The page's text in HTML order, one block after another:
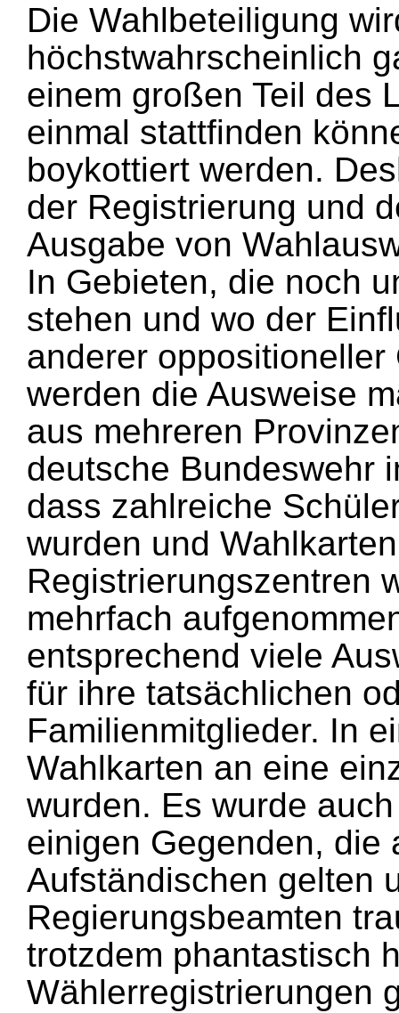
Die Wahlbeteiligung
höchstwahrscheinlich
einem großen Teil des
einmal stattfinden
boykottiert werden.
der Registrierung und
Ausgabe von
In Gebieten, die noch
stehen und wo der
anderer
werden die Ausweise
aus mehreren
deutsche Bundeswehr
dass zahlreiche
wurden und
Registrierungszentren
mehrfach
entsprechend viele
für ihre tatsächlichen
Familienmitglieder. In
Wahlkarten an eine
wurden. Es wurde
einigen Gegenden, die
Aufständischen gelten
Regierungsbeamten
trotzdem phantastisch
Wählerregistrierungen